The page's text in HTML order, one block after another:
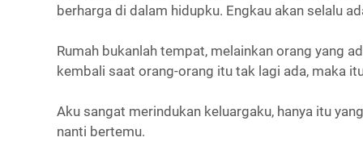
berharga di dalam hidupku. Engkau akan selalu
Rumah bukanlah tempat, melainkan orang yang
kembali saat orang-orang itu tak lagi ada, maka
Aku sangat merindukan keluargaku, hanya itu
nanti bertemu.